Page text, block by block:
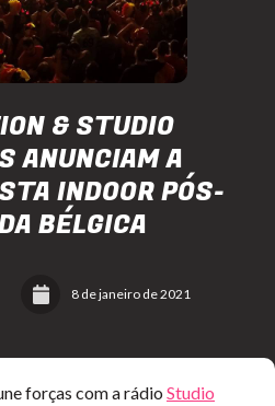
& STUDIO
ANUNCIAM A
INDOOR PÓS-
BÉLGICA
8 de janeiro de 2021
forças com a rádio Studio